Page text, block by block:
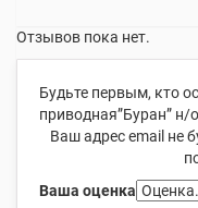
Отзывов пока нет.
Будьте первым, кто
приводная”Буран” н/
Ваш адрес email не
Ваша оценка